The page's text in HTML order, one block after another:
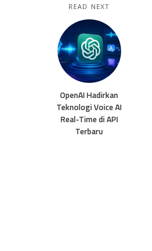
READ NEXT
OpenAI Hadirkan
Teknologi Voice AI
Real-Time di API
Terbaru